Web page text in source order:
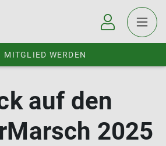
MITGLIED WERDEN
auf den
2025